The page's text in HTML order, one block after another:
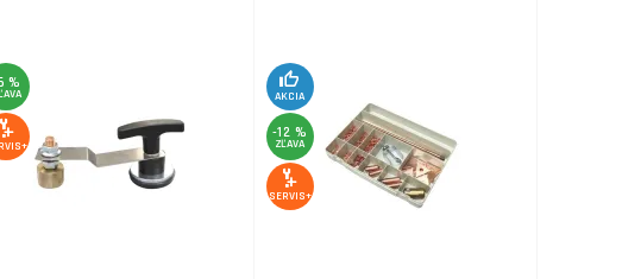
%
AKCIA
-12 %
ZĽAVA
SERVIS+